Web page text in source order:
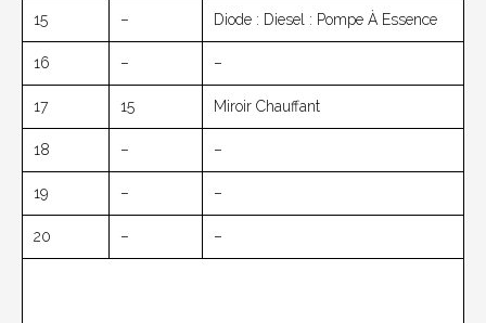
15 – Diode : Diesel : Pompe À Essence
16 – –
17 15 Miroir Chauffant
18 – –
19 – –
20 – –